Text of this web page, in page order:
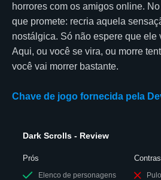
horrores com os amigos online.
que promete: recria aquela
nostálgica. Só não espere que ele
Aqui, ou você se vira, ou morre
você vai morrer bastante.
Chave de jogo fornecida pela
Dark Scrolls - Review
Prós
Elenco de personagens
Contras